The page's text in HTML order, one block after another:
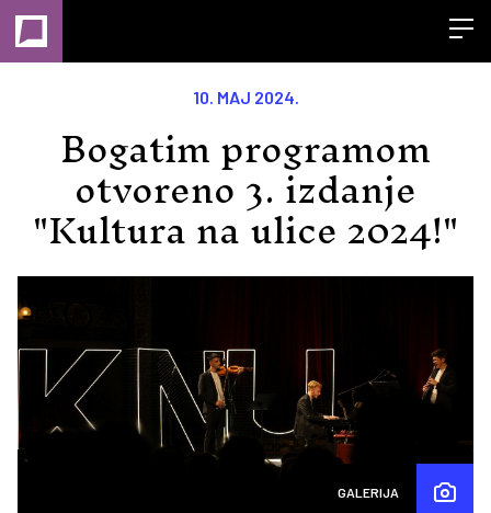
10. MAJ 2024.
Bogatim programom
otvoreno 3. izdanje
"Kultura na ulice 2024!"
GALERIJA